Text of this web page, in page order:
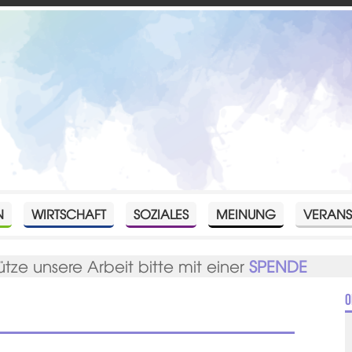
WIRTSCHAFT SOZIALES MEINUNG
unsere Arbeit bitte mit einerSPENDE